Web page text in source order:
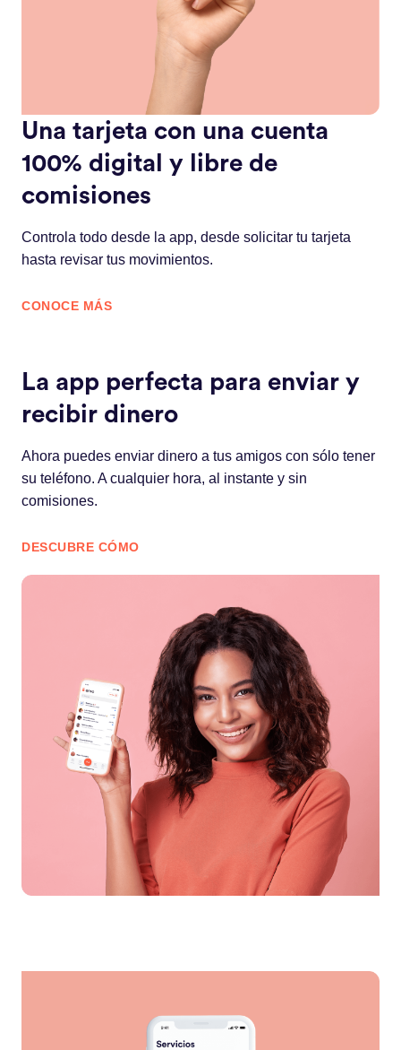
Una tarjeta con una cuenta
100% digital y libre de
comisiones
Controla todo desde la app, desde solicitar tu tarjeta
hasta revisar tus movimientos.
CONOCE MÁS
La app perfecta para enviar y
recibir dinero
Ahora puedes enviar dinero a tus amigos con sólo tener
su teléfono. A cualquier hora, al instante y sin
comisiones.
DESCUBRE CÓMO